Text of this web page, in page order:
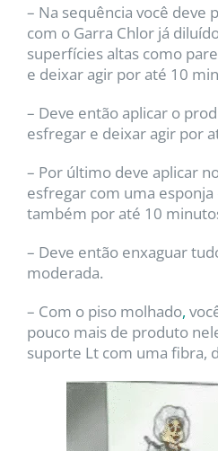
– Na sequência você deve
com o Garra Chlor já
superfícies altas como
e deixar agir por até 10
– Deve então aplicar o
esfregar e deixar agir por
– Por último deve aplicar
esfregar com uma
também por até 10
– Deve então enxaguar
moderada.
– Com o piso molhado,
pouco mais de produto
suporte Lt com uma fibra,